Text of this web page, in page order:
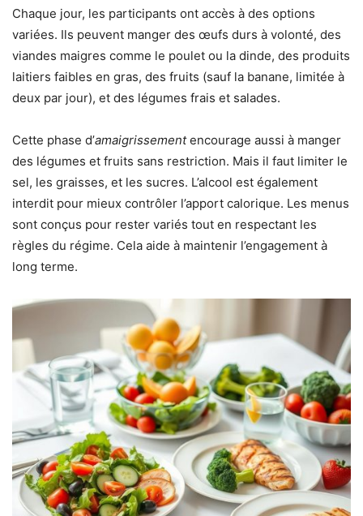
Chaque jour, les participants ont accès à des options
variées. Ils peuvent manger des œufs durs à volonté, des
viandes maigres comme le poulet ou la dinde, des produits
laitiers faibles en gras, des fruits (sauf la banane, limitée à
deux par jour), et des légumes frais et salades.
Cette phase d’amaigrissementencourage aussi à manger
des légumes et fruits sans restriction. Mais il faut limiter le
sel, les graisses, et les sucres. L’alcool est également
interdit pour mieux contrôler l’apport calorique. Les menus
sont conçus pour rester variés tout en respectant les
règles du régime. Cela aide à maintenir l’engagement à
long terme.